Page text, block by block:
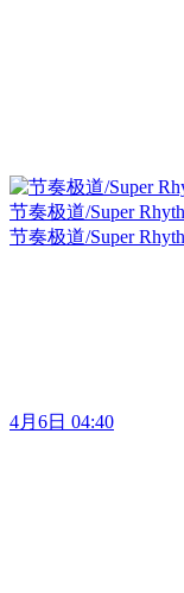
节奏极道/Super
节奏极道/Super
4月6日 04:40